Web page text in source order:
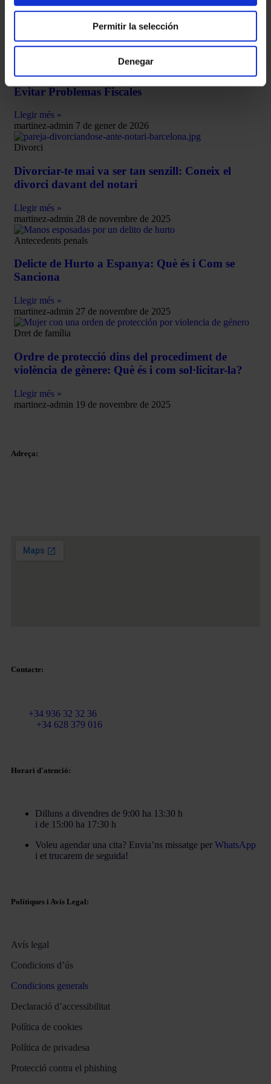
Permitir la selección
Denegar
7 de gener de 2026
Hacienda y Criptomonedas: Cómo Declararlas y
Evitar Problemas Fiscales
Llegir més »
martinez-admin 7 de gener de 2026
Divorci
Divorciar-te mai va ser tan senzill: Coneix el
divorci davant del notari
Llegir més »
martinez-admin 28 de novembre de 2025
Antecedents penals
Delicte de Hurto a Espanya: Què és i Com se
Sanciona
Llegir més »
martinez-admin 27 de novembre de 2025
Dret de família
Ordre de protecció dins del procediment de
violència de gènere: Què és i com sol·licitar-la?
Llegir més »
martinez-admin 19 de novembre de 2025
Adreça:
Contacte:
+34 936 32 32 36
+34 628 379 016
Horari d'atenció:
Dilluns a divendres de 9:00 ha 13:30 h
i de 15:00 ha 17:30 h
Voleu agendar una cita? Envia’ns missatge per WhatsApp
i et trucarem de seguida!
Polítiques i Avís Legal:
Avís legal
Condicions d’ús
Condicions generals
Declaració d’accessibilitat
Política de cookies
Política de privadesa
Protecció contra el phishing